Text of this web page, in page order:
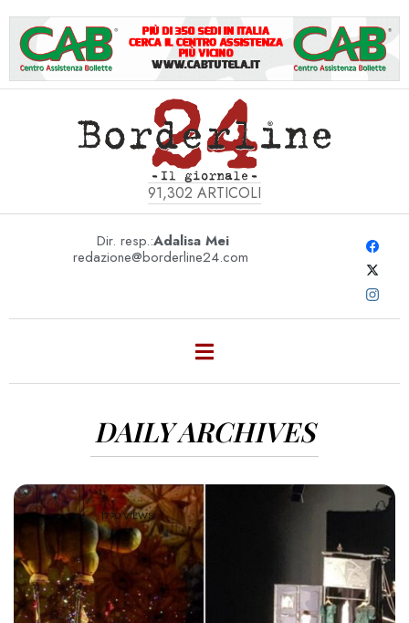
91,302 ARTICOLI
Dir. resp.:Adalisa Mei
redazione@borderline24.com
DAILY ARCHIVES
1790 VIEWS